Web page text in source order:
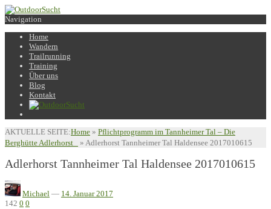
Navigation
Home
Wandern
Trailrunning
Training
Über uns
Blog
Kontakt
AKTUELLE SEITE:Home » Pflichtprogramm im Tannheimer Tal – Die
Berghütte Adlerhorst
» Adlerhorst Tannheimer Tal Haldensee 2017010615
Adlerhorst Tannheimer Tal Haldensee 2017010615
Michael — 14. Januar 2017
142 0 0